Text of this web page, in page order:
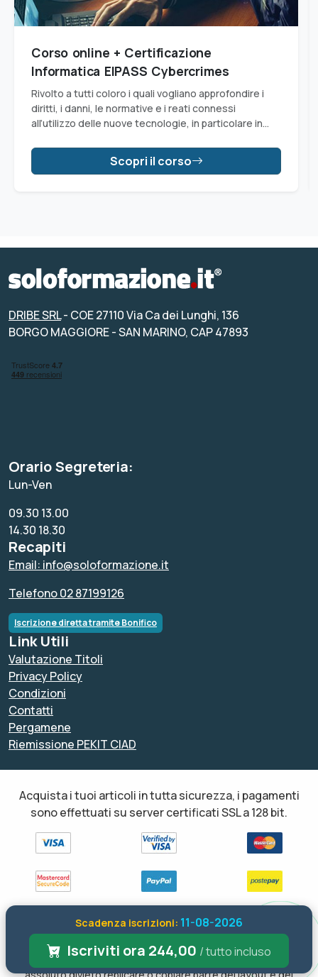
Corso online + Certificazione
Informatica EIPASS Cybercrimes
Rivolto a tutti coloro i quali vogliano approfondire i
diritti, i danni, le normative e i reati connessi
all’utilizzo delle nuove tecnologie, in particolare in
Scopri il corso
Scadenza iscrizioni: 11-08-2026
Iscriviti ora 244,00 / tutto incluso
DRIBE SRL- COE 27110 Via Ca dei Lunghi, 136
BORGO MAGGIORE - SAN MARINO, CAP 47893
Orario Segreteria:
Lun-Ven
09.30 13.00
14.30 18.30
Recapiti
Email: info@soloformazione.it
Telefono 02 87199126
Iscrizione diretta tramite Bonifico
Link Utili
Valutazione Titoli
Privacy Policy
Condizioni
Contatti
Pergamene
Riemissione PEKIT CIAD
Acquista i tuoi articoli in tutta sicurezza, i pagamenti
sono effettuati su server certificati SSL a 128 bit.
Tutti i diritti sono riservati ed è vietata anche la riproduzione
parziale. Il layout e le schede informative, sia web che inviate via
email sono di proprietà di soloformazione.it pertanto è fatto